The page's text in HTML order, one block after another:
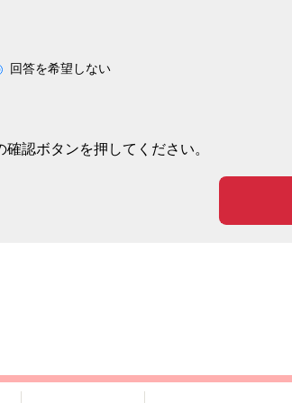
回答を希望しない
認ボタンを押してください。